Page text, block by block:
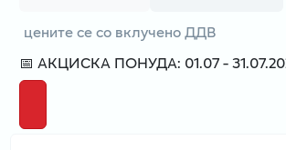
цените се со вклучено ДДВ
📅 АКЦИСКА ПОНУДА: 01.07 -